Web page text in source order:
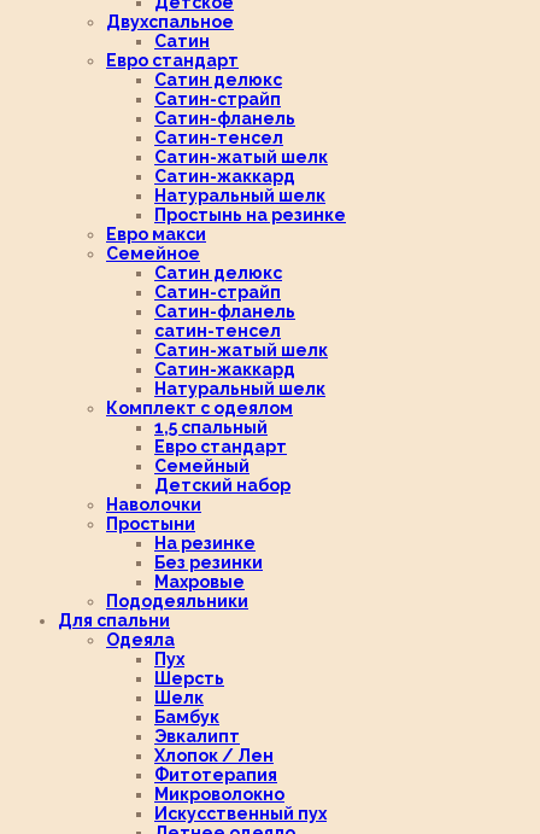
Двухспальное
Сатин
Евро стандарт
Сатин делюкс
Сатин-страйп
Сатин-фланель
Сатин-тенсел
Сатин-жатый шелк
Сатин-жаккард
Натуральный шелк
Простынь на резинке
Евро макси
Семейное
Сатин делюкс
Сатин-страйп
Сатин-фланель
сатин-тенсел
Сатин-жатый шелк
Сатин-жаккард
Натуральный шелк
Комплект с одеялом
1,5 спальный
Евро стандарт
Семейный
Детский набор
Наволочки
Простыни
На резинке
Без резинки
Махровые
Пододеяльники
Для спальни
Одеяла
Пух
Шерсть
Шелк
Бамбук
Эвкалипт
Хлопок / Лен
Фитотерапия
Микроволокно
Искусственный пух